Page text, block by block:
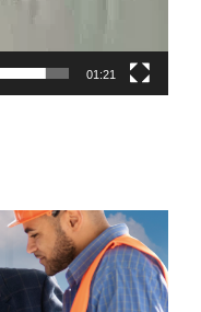
01:21